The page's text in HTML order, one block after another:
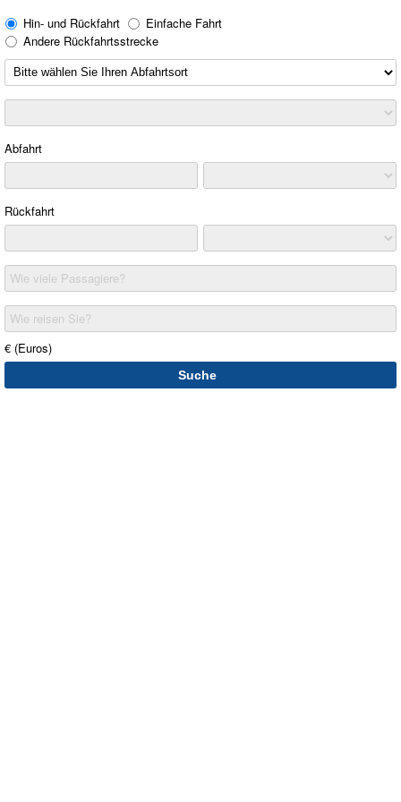
Hin- und Rückfahrt
Einfache Fahrt
Andere Rückfahrtsstrecke
Abfahrt
Rückfahrt
Wie viele Passagiere?
Wie reisen Sie?
€ (Euros)
Suche